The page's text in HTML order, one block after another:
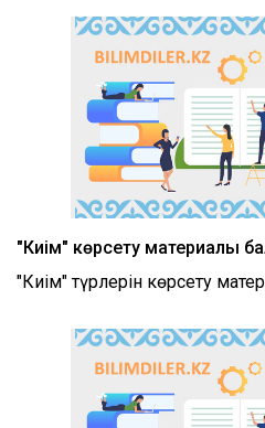
"Киім" көрсету материалы
"Киім" түрлерін көрсету